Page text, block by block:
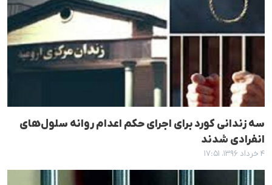
سە زندانی کورد برای اجرای حکم اعدام روانە سلول‌های
انفرادی شدند
۴ خرداد ۱۳۹۶، ۱۷:۵۱